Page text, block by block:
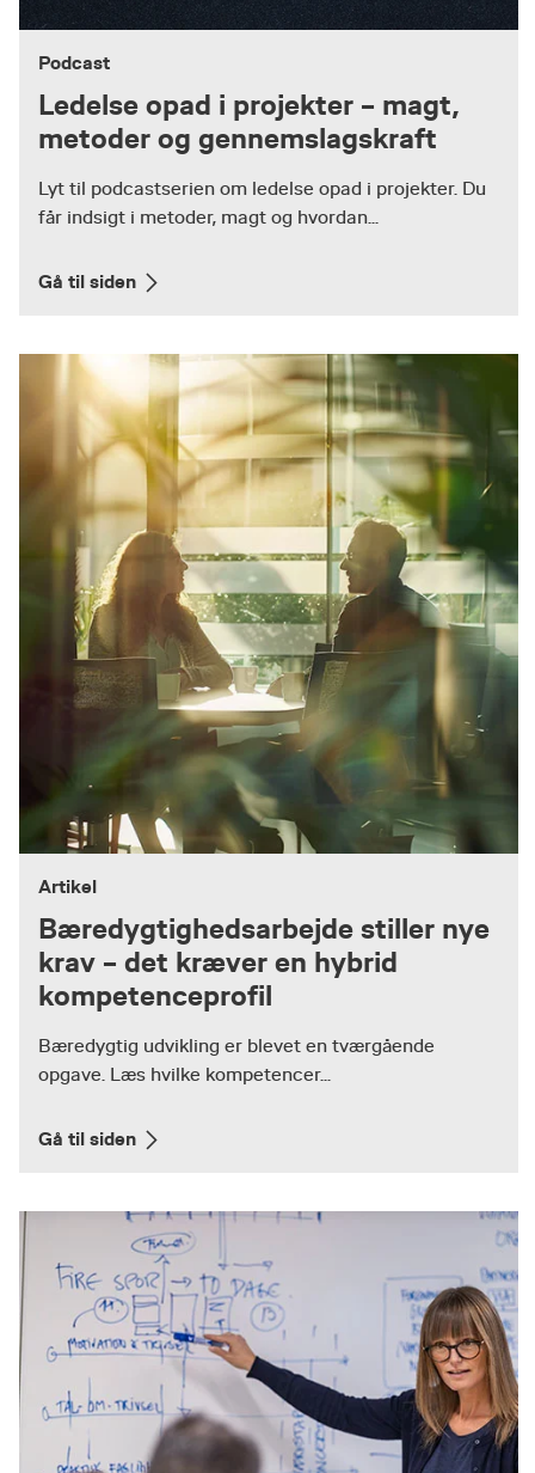
Podcast
Ledelse opad i projekter – magt,
metoder og gennemslagskraft
Lyt til podcastserien om ledelse opad i projekter. Du
får indsigt i metoder, magt og hvordan...
Gå til siden
Artikel
Bæredygtighedsarbejde stiller nye
krav – det kræver en hybrid
kompetenceprofil
Bæredygtig udvikling er blevet en tværgående
opgave. Læs hvilke kompetencer...
Gå til siden